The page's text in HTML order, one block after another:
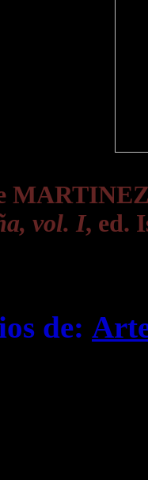
vol. I, ed.
de: